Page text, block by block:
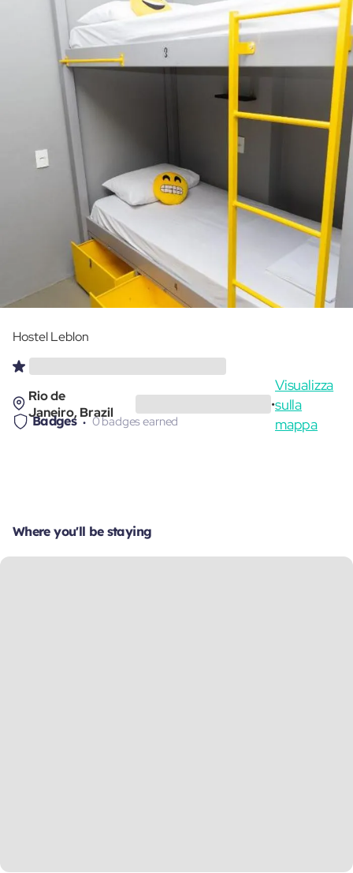
Hostel Leblon
Rio de
Janeiro, Brazil
•
Visualizza
sulla
mappa
Badges 0 badges earned
Where you'll be staying